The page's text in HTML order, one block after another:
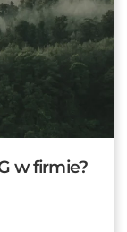
w firmie?